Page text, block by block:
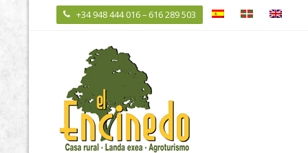
 +34 948 444 016 – 616 289 503